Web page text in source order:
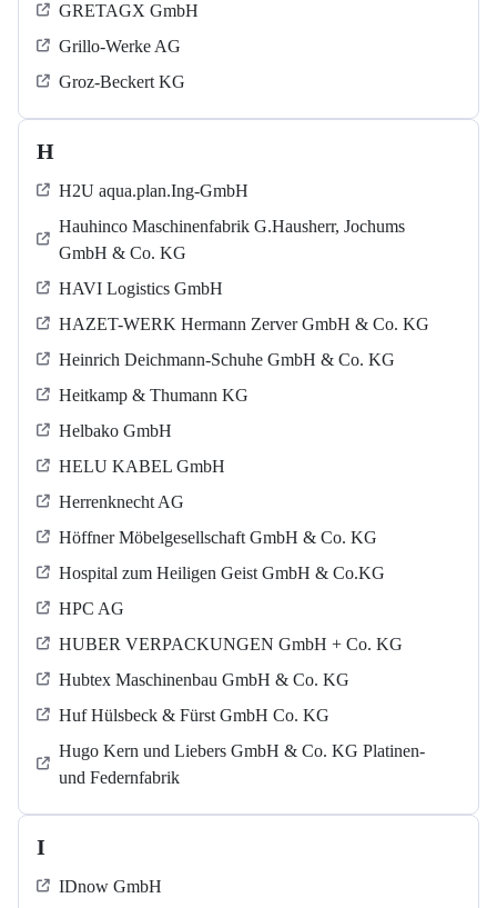
GRETAGX GmbH
Grillo-Werke AG
Groz-Beckert KG
H
H2U aqua.plan.Ing-GmbH
Hauhinco Maschinenfabrik G.Hausherr, Jochums
GmbH & Co. KG
HAVI Logistics GmbH
HAZET-WERK Hermann Zerver GmbH & Co. KG
Heinrich Deichmann-Schuhe GmbH & Co. KG
Heitkamp & Thumann KG
Helbako GmbH
HELU KABEL GmbH
Herrenknecht AG
Höffner Möbelgesellschaft GmbH & Co. KG
Hospital zum Heiligen Geist GmbH & Co.KG
HPC AG
HUBER VERPACKUNGEN GmbH + Co. KG
Hubtex Maschinenbau GmbH & Co. KG
Huf Hülsbeck & Fürst GmbH Co. KG
Hugo Kern und Liebers GmbH & Co. KG Platinen-
und Federnfabrik
I
IDnow GmbH